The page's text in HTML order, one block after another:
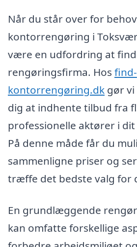
Når du står over for
kontorrengøring i
være en udfordring at
rengøringsfirma. Hos find-
kontorrengøring.dk gør
dig at indhente tilbud fra
professionelle aktører i
På denne måde får du
sammenligne priser og
træffe det bedste valg for
En grundlæggende
kan omfatte forskellige